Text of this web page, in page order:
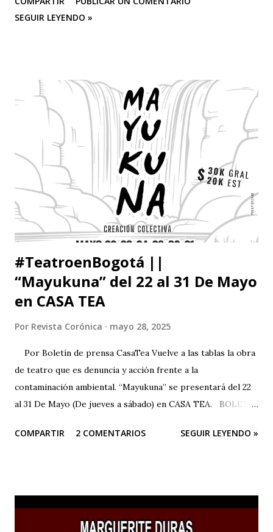
SEGUIR LEYENDO »
#TeatroenBogotá ||
“Mayukuna” del 22 al 31 De Mayo
en CASA TEA
Por Revista Corónica mayo 28, 2025
Por Boletín de prensa CasaTea Vuelve a las tablas la obra
de teatro que es denuncia y acción frente a la
contaminación ambiental. “Mayukuna” se presentará del 22
al 31 De Mayo (De jueves a sábado) en CASA TEA. BOLETÍN
a un medio ambiente saludable.” El arte es una herramienta
“Mayukuna”; a través del cuerpo, la música, el canto, el
baile... podemos dar voz a las comunidades afectadas y
COMPARTIR 2 COMENTARIOS SEGUIR LEYENDO »